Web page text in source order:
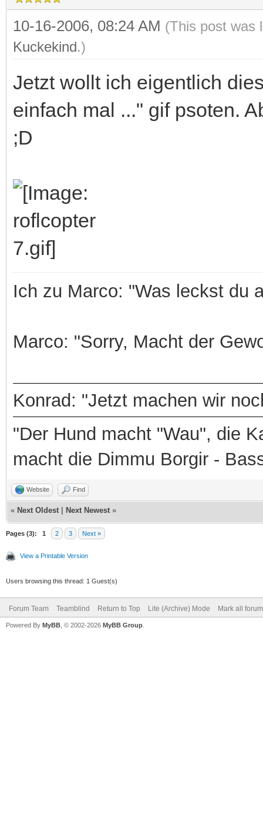
10-16-2006, 08:24 AM (This post was
Kuckekind.)
Jetzt wollt ich eigentlich
einfach mal ..." gif psoten.
;D
Ich zu Marco: "Was leckst du
Marco: "Sorry, Macht der
Konrad: "Jetzt machen wir
"Der Hund macht "Wau", die
macht die Dimmu Borgir -
Website Find
« Next Oldest Next Newest »
Pages (3): 1 2 3 Next »
View a Printable Version
Users browsing this thread: 1 Guest(s)
Forum Team Teamblind Return to Top Lite (Archive) Mode Mark all
Powered By MyBB , © 2002-2026 MyBB Group